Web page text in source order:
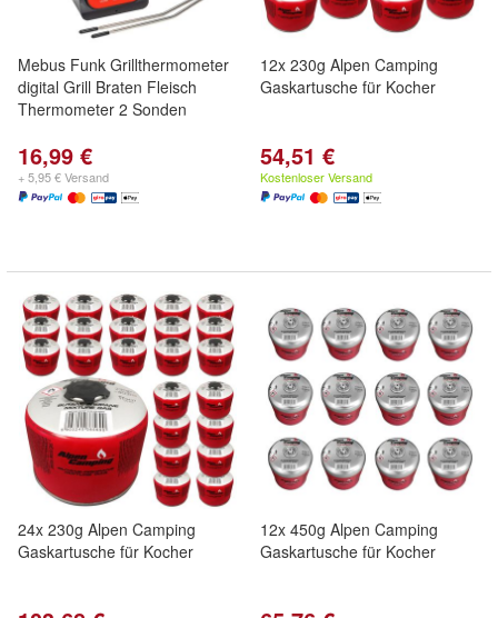
Mebus Funk Grillthermometer
digital Grill Braten Fleisch
Thermometer 2 Sonden
16,99 €
+ 5,95 € Versand
12x 230g Alpen Camping
Gaskartusche für Kocher
54,51 €
Kostenloser Versand
24x 230g Alpen Camping
Gaskartusche für Kocher
12x 450g Alpen Camping
Gaskartusche für Kocher